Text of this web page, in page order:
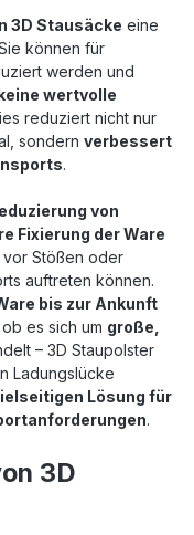
3D Stausäcke eine
können für
werden und
wertvolle
reduziert nicht nur
sondern verbessert
.
von
Fixierung der Ware
Stößen oder
auftreten können.
bis zur Ankunft
es sich um große,
– 3D Staupolster
Ladungslücke
Lösung für
.
3D